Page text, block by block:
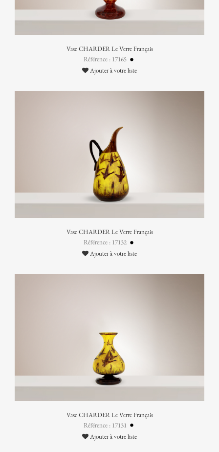
Vase CHARDER Le Verre Français
Référence : 17165
Ajouter à votre liste
Vase CHARDER Le Verre Français
Référence : 17132
Ajouter à votre liste
Vase CHARDER Le Verre Français
Référence : 17131
Ajouter à votre liste